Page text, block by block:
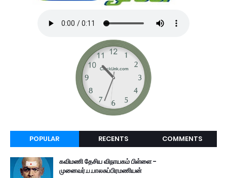
POPULAR RECENTS COMMENTS
கவிமணி தேசிய விநாயகம் பிள்ளை -
முனைவர்.ப.பாலசுப்பிரமணியன்